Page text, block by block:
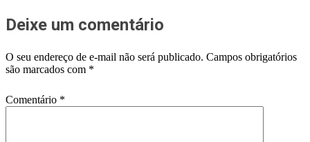
Deixe um comentário
O seu endereço de e-mail não será publicado. Campos obrigatórios
são marcados com *
Comentário *